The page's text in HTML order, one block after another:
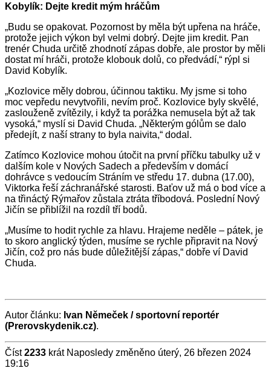
Kobylík: Dejte kredit mým hráčům
„Budu se opakovat. Pozornost by měla být upřena na hráče,
protože jejich výkon byl velmi dobrý. Dejte jim kredit. Pan
trenér Chuda určitě zhodnotí zápas dobře, ale prostor by měli
dostat mí hráči, protože klobouk dolů, co předvádí,“ rýpl si
David Kobylík.
„Kozlovice měly dobrou, účinnou taktiku. My jsme si toho
moc vepředu nevytvořili, nevím proč. Kozlovice byly skvělé,
zaslouženě zvítězily, i když ta porážka nemusela být až tak
vysoká,“ myslí si David Chuda. „Některým gólům se dalo
předejít, z naší strany to byla naivita,“ dodal.
Zatímco Kozlovice mohou útočit na první příčku tabulky už v
dalším kole v Nových Sadech a především v domácí
dohrávce s vedoucím Stráním ve středu 17. dubna (17.00),
Viktorka řeší záchranářské starosti. Baťov už má o bod více a
na třináctý Rýmařov zůstala ztráta tříbodová. Poslední Nový
Jičín se přiblížil na rozdíl tří bodů.
„Musíme to hodit rychle za hlavu. Hrajeme neděle – pátek, je
to skoro anglický týden, musíme se rychle připravit na Nový
Jičín, což pro nás bude důležitější zápas,“ dobře ví David
Chuda.
Autor článku: Ivan Němeček / sportovní reportér
(Prerovskydenik.cz).
Číst2233 krát Naposledy změněno úterý, 26 březen 2024
19:16